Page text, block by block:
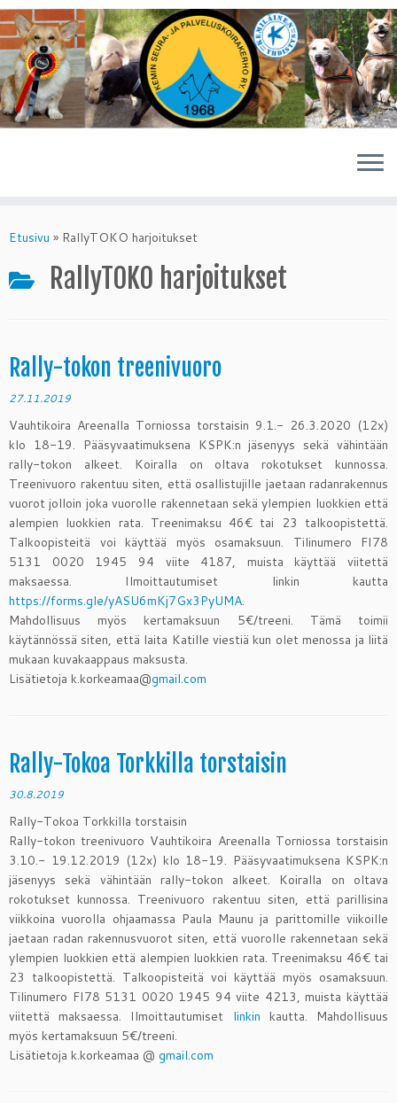
toEtusivu » RallyTOKO harjoitukset
RallyTOKO harjoitukset
Rally-tokon treenivuoro
27.11.2019
Vauhtikoira Areenalla Torniossa torstaisin 9.1.- 26.3.2020 (12x)
klo 18-19. Pääsyvaatimuksena KSPK:n jäsenyys sekä vähintään
rally-tokon alkeet. Koiralla on oltava rokotukset kunnossa.
Treenivuoro rakentuu siten, että osallistujille jaetaan radanrakennus
vuorot jolloin joka vuorolle rakennetaan sekä ylempien luokkien että
alempien luokkien rata. Treenimaksu 46€ tai 23 talkoopistettä.
Talkoopisteitä voi käyttää myös osamaksuun. Tilinumero FI78
5131 0020 1945 94 viite 4187, muista käyttää viitettä
maksaessa. Ilmoittautumiset linkin kautta
https://forms.gle/yASU6mKj7Gx3PyUMA.
Mahdollisuus myös kertamaksuun 5€/treeni. Tämä toimii
käytännössä siten, että laita Katille viestiä kun olet menossa ja liitä
mukaan kuvakaappaus maksusta.
Lisätietoja k.korkeamaa@gmail.com
Rally-Tokoa Torkkilla torstaisin
30.8.2019
Rally-Tokoa Torkkilla torstaisin
Rally-tokon treenivuoro Vauhtikoira Areenalla Torniossa torstaisin
3.10.- 19.12.2019 (12x) klo 18-19. Pääsyvaatimuksena KSPK:n
jäsenyys sekä vähintään rally-tokon alkeet. Koiralla on oltava
rokotukset kunnossa. Treenivuoro rakentuu siten, että parillisina
viikkoina vuorolla ohjaamassa Paula Maunu ja parittomille viikoille
jaetaan radan rakennusvuorot siten, että vuorolle rakennetaan sekä
ylempien luokkien että alempien luokkien rata. Treenimaksu 46€ tai
23 talkoopistettä. Talkoopisteitä voi käyttää myös osamaksuun.
Tilinumero FI78 5131 0020 1945 94 viite 4213, muista käyttää
viitettä maksaessa. Ilmoittautumiset linkin kautta. Mahdollisuus
myös kertamaksuun 5€/treeni.
Lisätietoja k.korkeamaa @ gmail.com